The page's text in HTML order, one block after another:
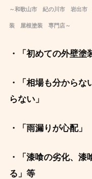
～和歌山市 紀の川市 岩出
装 屋根塗装 専門店～
・「初めての外壁塗
・「相場も分からな
らない」
・ 「雨漏りが心配」
・「漆喰の劣化、
る」等